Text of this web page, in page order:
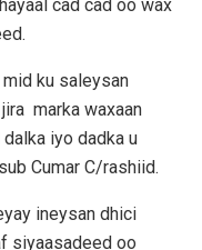
cad cad oo wax
mid ku saleysan
marka waxaan
iyo dadka u
Cumar C/rashiid.
ineysan dhici
siyaasadeed oo